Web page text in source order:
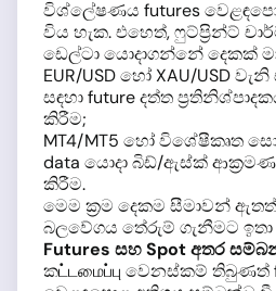
විශ්ලේෂණය futures
විය හැක. එහෙත්, ෆුට්ප්‍රින්ට්
ඩෙල්ටා යොදාගන්නේ දෙකක්
EUR/USD හෝ XAU/USD
සඳහා future දත්ත
කිරීම;
MT4/MT5 හෝ විශේෂීකෘත
data යොදා බිඩ්/ඇස්ක්
කිරීම.
මෙම ක්‍රම දෙකම සීමාවන්
බලවේගය තේරුම් ගැනීමට ඉතා
Futures සහ Spot අතර
කட்டமைப்பு වෙනස්කම් තිබුණත්